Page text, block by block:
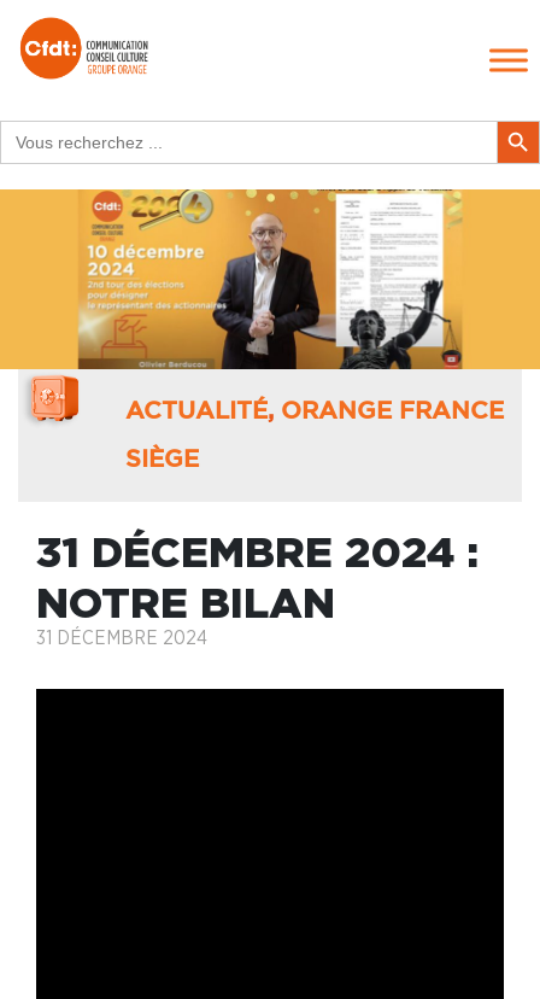
for:
Search
ACTUALITÉ, ORANGE FRANCE
SIÈGE
31 DÉCEMBRE 2024 :
NOTRE BILAN
31 DÉCEMBRE 2024